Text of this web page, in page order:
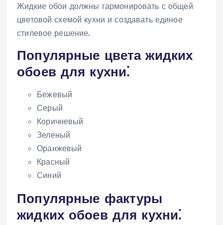
Жидкие обои должны гармонировать с общей
цветовой схемой кухни и создавать единое
стилевое решение.
Популярные цвета жидких
обоев для кухни⁚
Бежевый
Серый
Коричневый
Зеленый
Оранжевый
Красный
Синий
Популярные фактуры
жидких обоев для кухни⁚